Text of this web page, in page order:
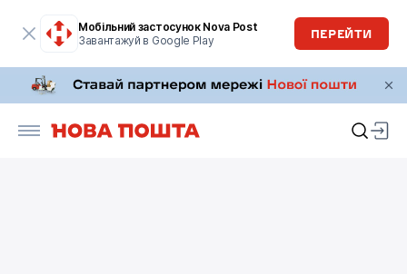
Мобільний застосунок Nova Post
Завантажуй в Google Play
ПЕРЕЙТИ